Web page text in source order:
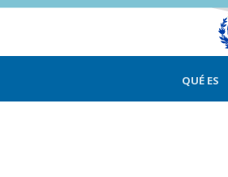
QUÉ ES